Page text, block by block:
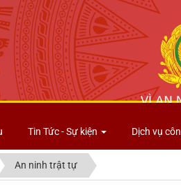
Tin Tức - Sự kiện Dịch vụ
An ninh trật tự